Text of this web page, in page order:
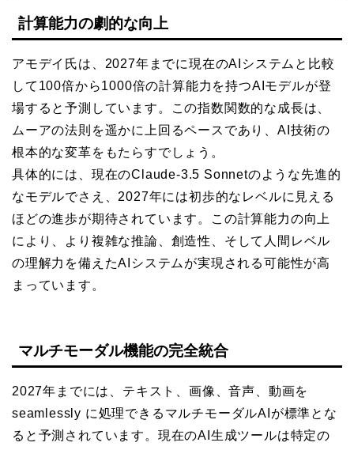
計算能力の劇的な向上
アモデイ氏は、2027年までに現在のAIシステムと比較
して100倍から1000倍の計算能力を持つAIモデルが登
場すると予測しています。この指数関数的な成長は、
ムーアの法則を遥かに上回るペースであり、AI技術の
根本的な変革をもたらすでしょう。
具体的には、現在のClaude-3.5 Sonnetのような先進的
なモデルでさえ、2027年には初歩的なレベルに見える
ほどの進歩が期待されています。この計算能力の向上
により、より複雑な推論、創造性、そして人間レベル
の理解力を備えたAIシステムが実現される可能性が高
まっています。
マルチモーダル機能の完全統合
2027年までには、テキスト、画像、音声、動画を
seamlessly に処理できるマルチモーダルAIが標準とな
ると予測されています。現在のAI生成ツールは特定の